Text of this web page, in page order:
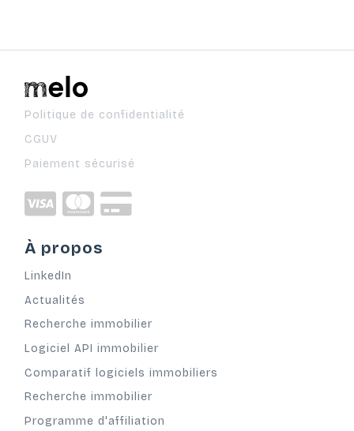
Politique de confidentialité
CGUV
Paiement sécurisé
À propos
LinkedIn
Actualités
Recherche immobilier
Logiciel API immobilier
Comparatif logiciels immobiliers
Recherche immobilier
Programme d'affiliation